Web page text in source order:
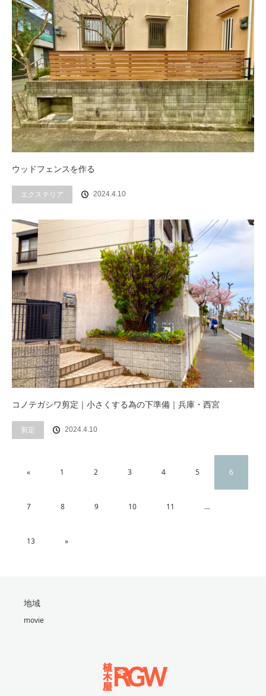
ウッドフェンスを作る
エクステリア 2024.4.10
コノテガシワ剪定｜小さくする為の下準備｜兵庫・西宮
剪定 2024.4.10
« 1 2 3 4 5 6
7 8 9 10 11 …
13 »
地域
movie